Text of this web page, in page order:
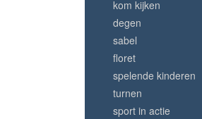
kom kijken
degen
sabel
floret
spelende kinderen
turnen
sport in actie